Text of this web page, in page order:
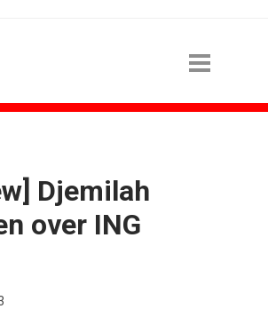
Djemilah
over ING